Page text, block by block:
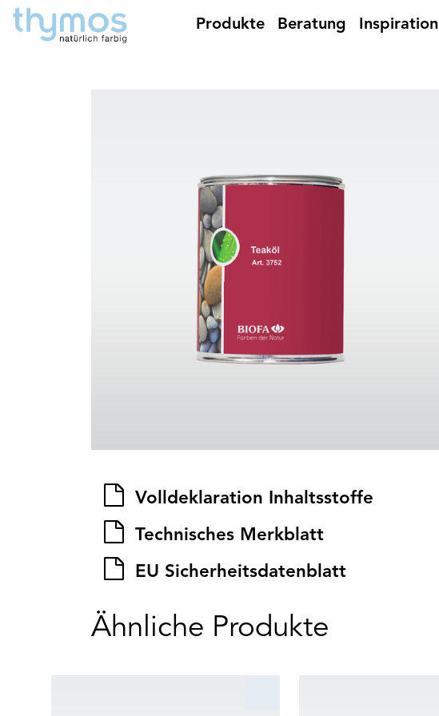
Produkte Beratung Inspiration
Volldeklaration Inhaltsstoffe
Technisches Merkblatt
EU Sicherheitsdatenblatt
Ähnliche Produkte